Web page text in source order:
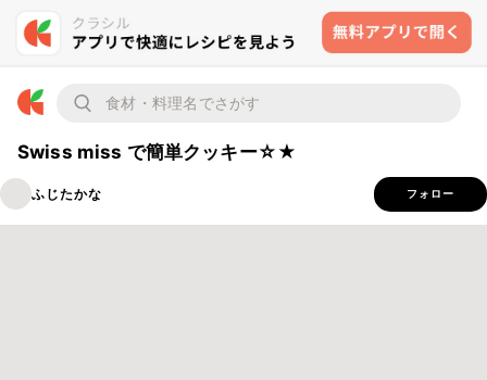
Swiss miss で簡単クッキー☆★
ふじたかな フォロー